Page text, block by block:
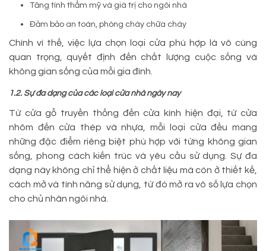
Tăng tính thẩm mỹ và giá trị cho ngôi nhà
Đảm bảo an toàn, phòng cháy chữa cháy
Chính vì thế, việc lựa chọn loại cửa phù hợp là vô cùng
quan trọng, quyết định đến chất lượng cuộc sống và
không gian sống của mỗi gia đình.
1.2. Sự đa dạng của các loại cửa nhà ngày nay
Từ cửa gỗ truyền thống đến cửa kính hiện đại, từ cửa
nhôm đến cửa thép và nhựa, mỗi loại cửa đều mang
những đặc điểm riêng biệt phù hợp với từng không gian
sống, phong cách kiến trúc và yêu cầu sử dụng. Sự đa
dạng này không chỉ thể hiện ở chất liệu mà còn ở thiết kế,
cách mở và tính năng sử dụng, từ đó mở ra vô số lựa chọn
cho chủ nhân ngôi nhà.